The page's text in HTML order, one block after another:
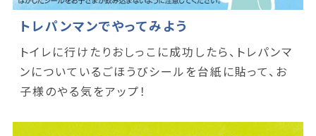
トレパンマンでやってみよう
トイレに行けたりおしっこに成功したら、トレパンマ
ンについているごほうびシールを台紙に貼って、お
子様のやる気をアップ！